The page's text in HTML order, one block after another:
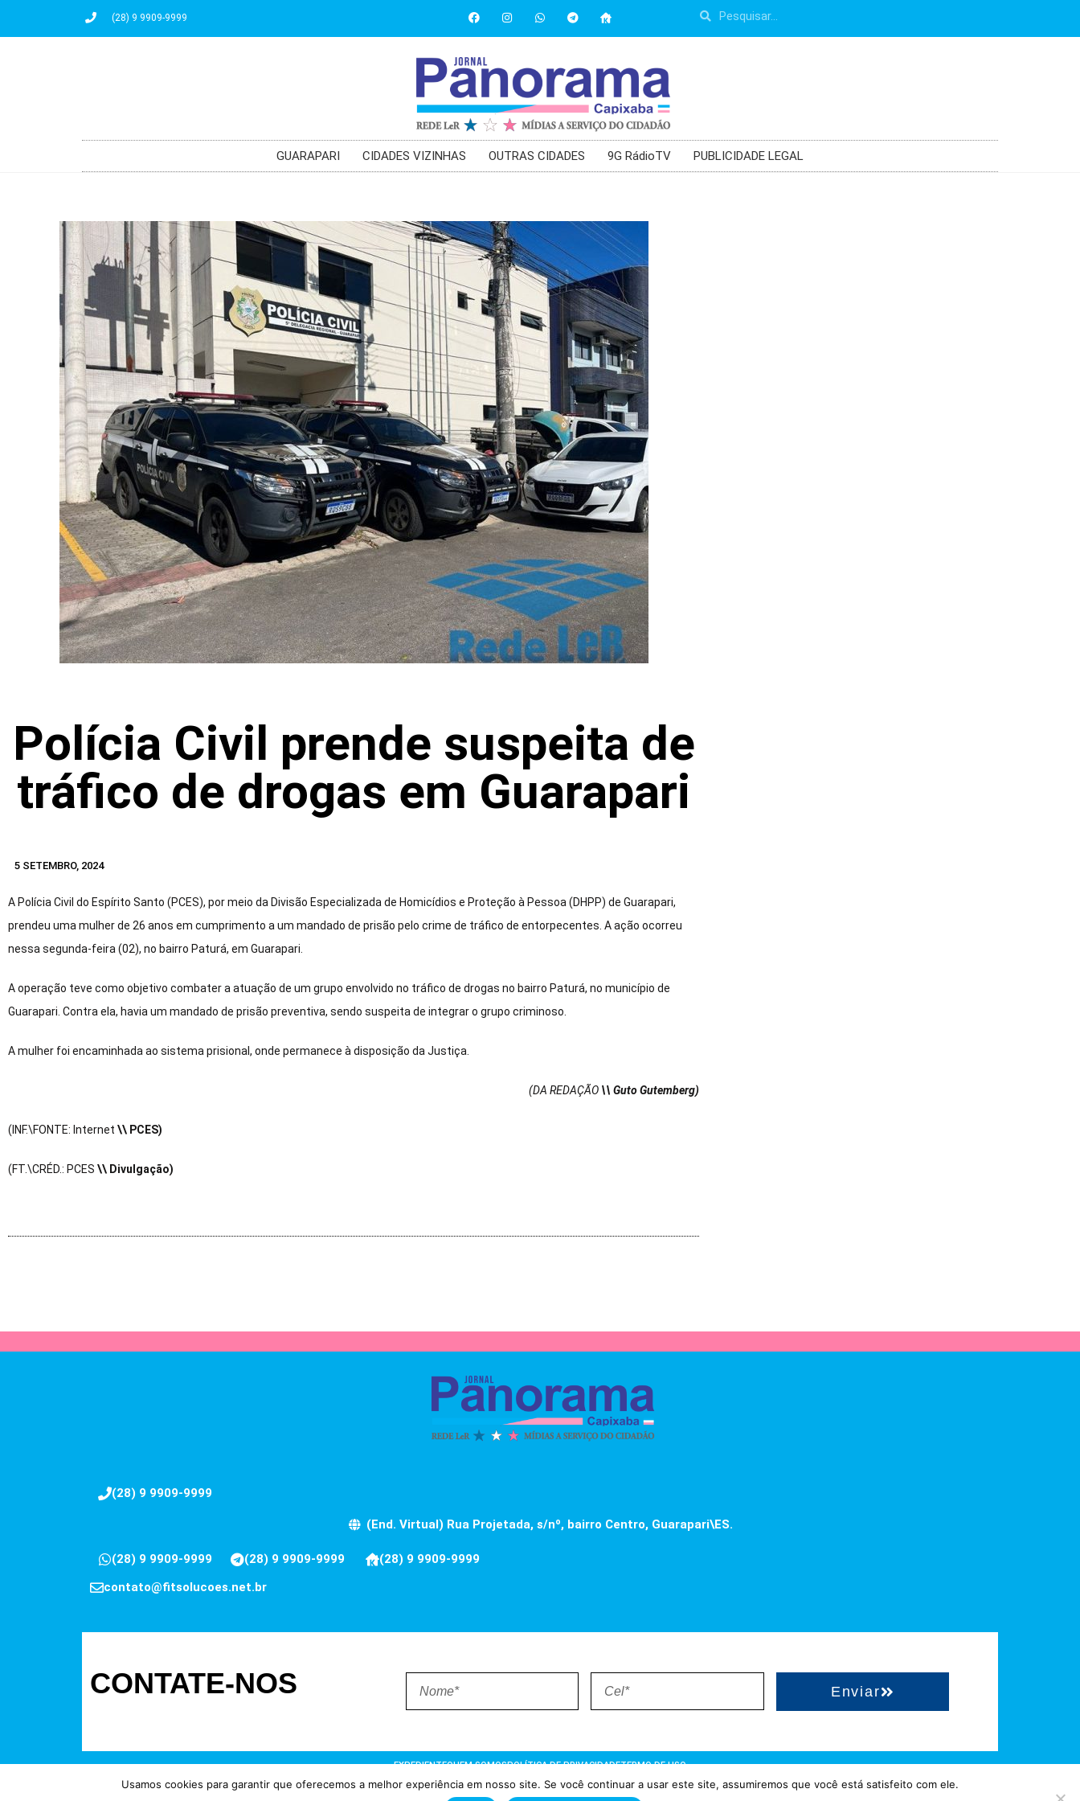
(28) 9 9909-9999
GUARAPARI CIDADES VIZINHAS OUTRAS CIDADES 9G RádioTV PUBLICIDADE LEGAL
Polícia Civil prende suspeita de
tráfico de drogas em Guarapari
5 SETEMBRO, 2024
A Polícia Civil do Espírito Santo (PCES), por meio da Divisão Especializada de Homicídios e Proteção à Pessoa (DHPP) de Guarapari,
prendeu uma mulher de 26 anos em cumprimento a um mandado de prisão pelo crime de tráfico de entorpecentes. A ação ocorreu
nessa segunda-feira (02), no bairro Paturá, em Guarapari.
A operação teve como objetivo combater a atuação de um grupo envolvido no tráfico de drogas no bairro Paturá, no município de
Guarapari. Contra ela, havia um mandado de prisão preventiva, sendo suspeita de integrar o grupo criminoso.
A mulher foi encaminhada ao sistema prisional, onde permanece à disposição da Justiça.
(DA REDAÇÃO \\ Guto Gutemberg)
(INF.\FONTE: Internet \\ PCES)
(FT.\CRÉD.: PCES \\ Divulgação)
(28) 9 9909-9999
(End. Virtual) Rua Projetada, s/nº, bairro Centro, Guarapari\ES.
(28) 9 9909-9999 (28) 9 9909-9999
(28) 9 9909-9999
contato@fitsolucoes.net.br
CONTATE-NOS Enviar
EXPEDIENTEQUEM SOMOSPOLÍTICA DE PRIVACIDADETERMO DE USO
Usamos cookies para garantir que oferecemos a melhor experiência em nosso site. Se você continuar a usar este site, assumiremos que você está satisfeito com ele.